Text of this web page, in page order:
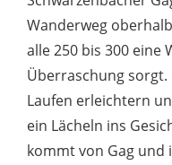
Wanderweg
alle 250 bis 300 eine
Überraschung sorgt.
Laufen erleichtern
ein Lächeln ins
kommt von Gag